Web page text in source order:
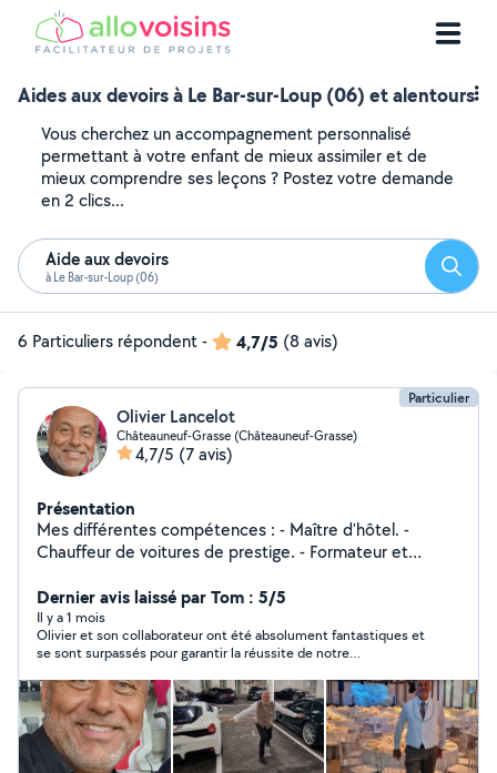
Aides aux devoirs à Le Bar-sur-Loup (06) et alentours
Vous cherchez un accompagnement personnalisé
permettant à votre enfant de mieux assimiler et de
mieux comprendre ses leçons ? Postez votre demande
en 2 clics...
Aide aux devoirs
à Le Bar-sur-Loup (06)
6 Particuliers répondent- 4,7/5 (8 avis)
Particulier
Olivier Lancelot
Châteauneuf-Grasse (Châteauneuf-Grasse)
4,7/5 (7 avis)
Présentation
Mes différentes compétences : - Maître d'hôtel. -
Chauffeur de voitures de prestige. - Formateur et
Dernier avis laissé par Tom : 5/5
Il y a 1 mois
Olivier et son collaborateur ont été absolument fantastiques et
se sont surpassés pour garantir la réussite de notre
monde et je n'ai jamais bénéficié d'un soutien aussi attentif ni
profité d'un tel discernement. Je ferai sans aucun doute de
nouveau appel à Olivier pour tous mes futurs événements. Son
souci du détail et son amabilité sont inégalés.